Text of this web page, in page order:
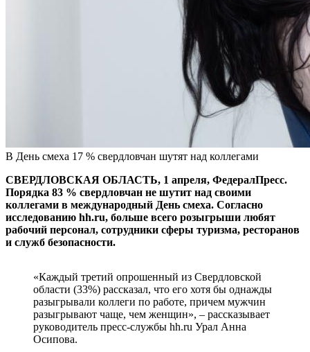
В День смеха 17 % свердловчан шутят над коллегами
СВЕРДЛОВСКАЯ ОБЛАСТЬ, 1 апреля, ФедералПресс.
Порядка 83 % свердловчан не шутит над своими
коллегами в международный День смеха. Согласно
исследованию hh.ru, больше всего розыгрыши любят
рабочий персонал, сотрудники сферы туризма, ресторанов
и служб безопасности.
«Каждый третий опрошенный из Свердловской
области (33%) рассказал, что его хотя бы однажды
разыгрывали коллеги по работе, причем мужчин
разыгрывают чаще, чем женщин», – рассказывает
руководитель пресс-службы hh.ru Урал Анна
Осипова.